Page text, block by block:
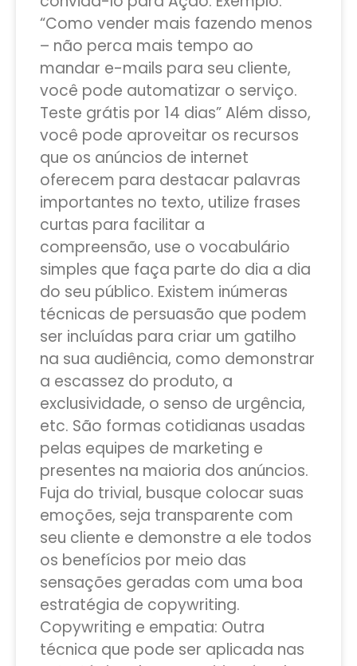
“Como vender mais fazendo menos
– não perca mais tempo ao
mandar e-mails para seu cliente,
você pode automatizar o serviço.
Teste grátis por 14 dias” Além disso,
você pode aproveitar os recursos
que os anúncios de internet
oferecem para destacar palavras
importantes no texto, utilize frases
curtas para facilitar a
compreensão, use o vocabulário
simples que faça parte do dia a dia
do seu público. Existem inúmeras
técnicas de persuasão que podem
ser incluídas para criar um gatilho
na sua audiência, como demonstrar
a escassez do produto, a
exclusividade, o senso de urgência,
etc. São formas cotidianas usadas
pelas equipes de marketing e
presentes na maioria dos anúncios.
Fuja do trivial, busque colocar suas
emoções, seja transparente com
seu cliente e demonstre a ele todos
os benefícios por meio das
sensações geradas com uma boa
estratégia de copywriting.
Copywriting e empatia: Outra
técnica que pode ser aplicada nas